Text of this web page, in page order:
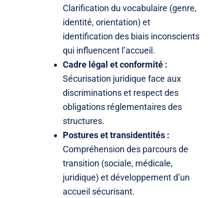
Clarification du vocabulaire (genre,
identité, orientation) et
identification des biais inconscients
qui influencent l’accueil .
Cadre légal et conformité :
Sécurisation juridique face aux
discriminations et respect des
obligations réglementaires des
structures.
Postures et transidentités :
Compréhension des parcours de
transition (sociale, médicale,
juridique) et développement d’un
accueil sécurisant.